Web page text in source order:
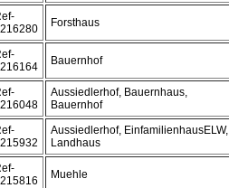
Forsthaus
Bauernhof
Aussiedlerhof, Bauernhaus,
Bauernhof
Aussiedlerhof, EinfamilienhausELW,
Landhaus
Muehle